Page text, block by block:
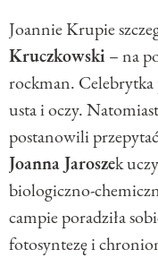
Joannie Krupie
Kruczkowski – na
rockman. Celebrytka
usta i oczy.
postanowili
Joanna Jaroszek
biologiczno-
campie poradziła
fotosyntezę i